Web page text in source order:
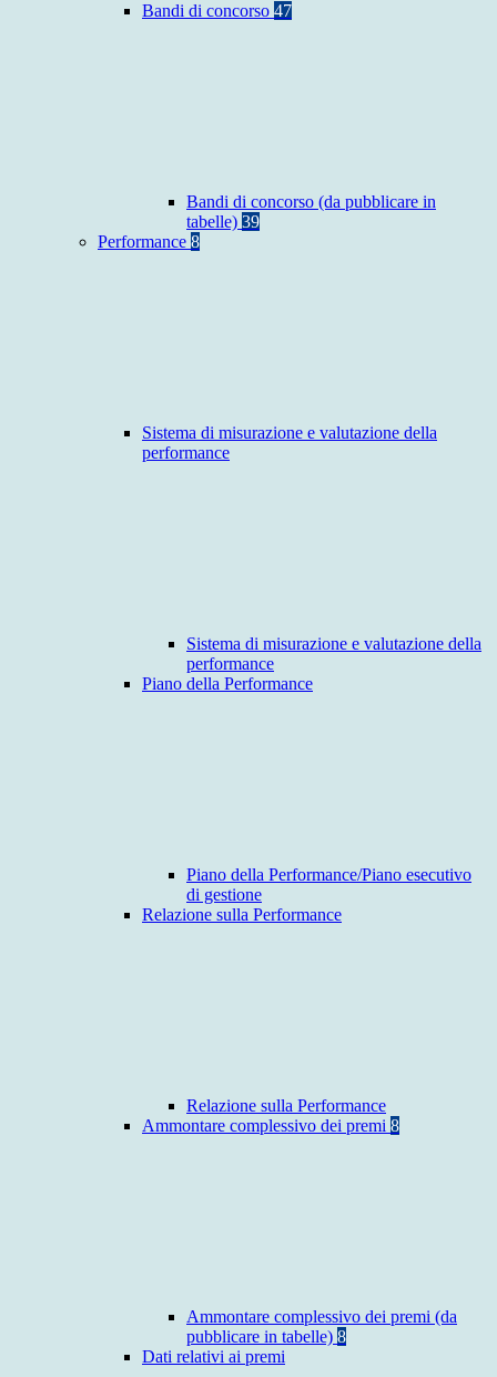
Bandi di concorso 47
Bandi di concorso (da pubblicare in
tabelle) 39
Performance 8
Sistema di misurazione e valutazione della
performance
Sistema di misurazione e valutazione della
performance
Piano della Performance
Piano della Performance/Piano esecutivo
di gestione
Relazione sulla Performance
Relazione sulla Performance
Ammontare complessivo dei premi 8
Ammontare complessivo dei premi (da
pubblicare in tabelle) 8
Dati relativi ai premi